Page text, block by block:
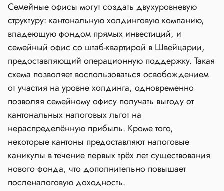
Семейные офисы могут создать двухуровневую
структуру: кантональную холдинговую компанию,
владеющую фондом прямых инвестиций, и
семейный офис со штаб‑квартирой в Швейцарии,
предоставляющий операционную поддержку. Такая
схема позволяет воспользоваться освобождением
от участия на уровне холдинга, одновременно
позволяя семейному офису получать выгоду от
кантональных налоговых льгот на
нераспределённую прибыль. Кроме того,
некоторые кантоны предоставляют налоговые
каникулы в течение первых трёх лет существования
нового фонда, что дополнительно повышает
посленалоговую доходность.